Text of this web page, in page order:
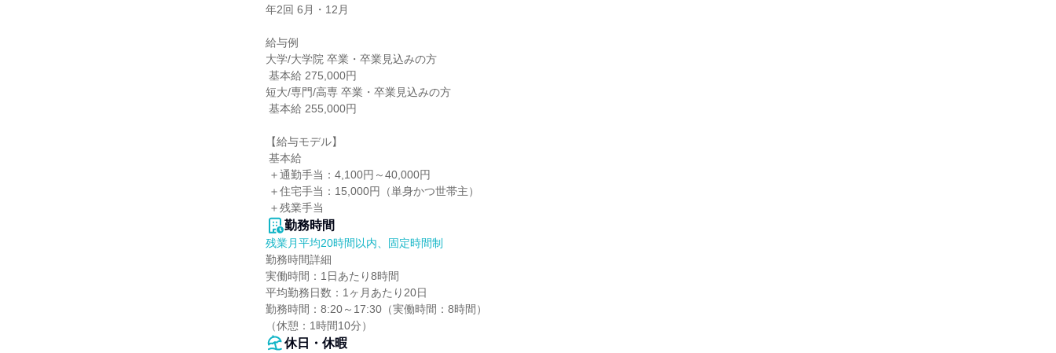
年2回 6月・12月
給与例
大学/大学院 卒業・卒業見込みの方
短大/専門/高専 卒業・卒業見込みの方
【給与モデル】
＋残業手当
勤務時間
残業月平均20時間以内、固定時間制
勤務時間詳細
実働時間：1日あたり8時間
平均勤務日数：1ヶ月あたり20日
勤務時間：8:20～17:30（実働時間：8時間）
（休憩：1時間10分）
休日・休暇